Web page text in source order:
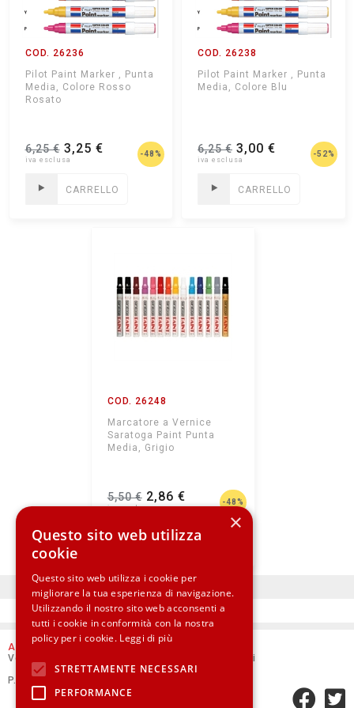
COD. 26236
Pilot Paint Marker , Punta
Media, Colore Rosso
Rosato
6,25 €3,25 € -48%
CARRELLO
COD. 26238
Pilot Paint Marker , Punta
Media, Colore Blu
6,25 € 3,00 € -52%
CARRELLO
COD. 26248
Marcatore a Vernice
Saratoga Paint Punta
Media, Grigio
5,50 €2,86 € -48%
CARRELLO
AMICUCCI
Vendita online di materiali e colori per Belle Arti
P.Iva 02499750418
×
Questo sito web utilizza
cookie
Questo sito web utilizza i cookie per
migliorare la tua esperienza di navigazione.
Utilizzando il nostro sito web acconsenti a
tutti i cookie in conformità con la nostra
policy per i cookie. Leggi di più
STRETTAMENTE NECESSARI
PERFORMANCE